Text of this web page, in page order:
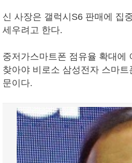
신 사장은 갤럭시S6 판매에 집
세우려고 한다.
중저가스마트폰 점유율 확대에
찾아야 비로소 삼성전자 스마
문이다.